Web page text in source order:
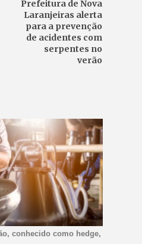
Prefeitura de Nova
Laranjeiras alerta
para a prevenção
de acidentes com
serpentes no
verão
conhecido como hedge,